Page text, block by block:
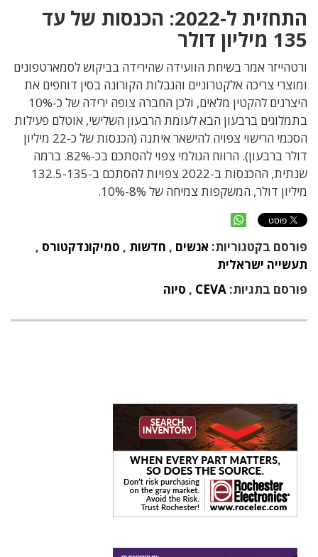
התחזית ל-2022: הכנסות של עד
135 מיליון דולר
ורטהייזר אמר בשיחת הוועידה שהירידה בביקוש לסמארטפונים
ומוצרי צריכה אלקטרוניים והגבלות הקורונה בסין דוחפים את
היצרנים להקטין מלאים, ולכן החברה צופה ירידה של כ-10%
בתמלוגים ברבעון הבא לעומת הרבעון השלישי, אוטלם פעילות
הסכמי הרישוי צפויה להישאר איתנה (הכנסות של כ-22 מיליון
דולר ברבעון). הרווח הגולמי צפוי להסתכם בכ-82%. ברמה
שנתית, ההכנסות ב-2022 צפויות להסתכם ב-132.5-135
מיליון דולר, המשקפות צמיחה של 8%-10%.
פורסם בקטגוריות: אנשים , חדשות , סמיקונדקטורס ,
תעשייה ישראלית
פורסם בתגיות: CEVA
, סיוה